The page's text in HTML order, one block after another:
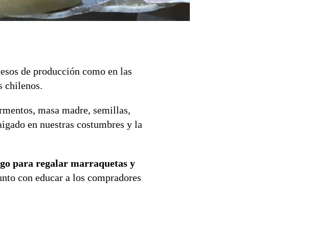
de producción como en las
chilenos.
masa madre, semillas,
en nuestras costumbres y la
para regalar marraquetas y
con educar a los compradores